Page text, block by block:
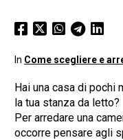
In Come scegliere e
Hai una casa di pochi
la tua stanza da letto?
Per arredare una
occorre pensare agli